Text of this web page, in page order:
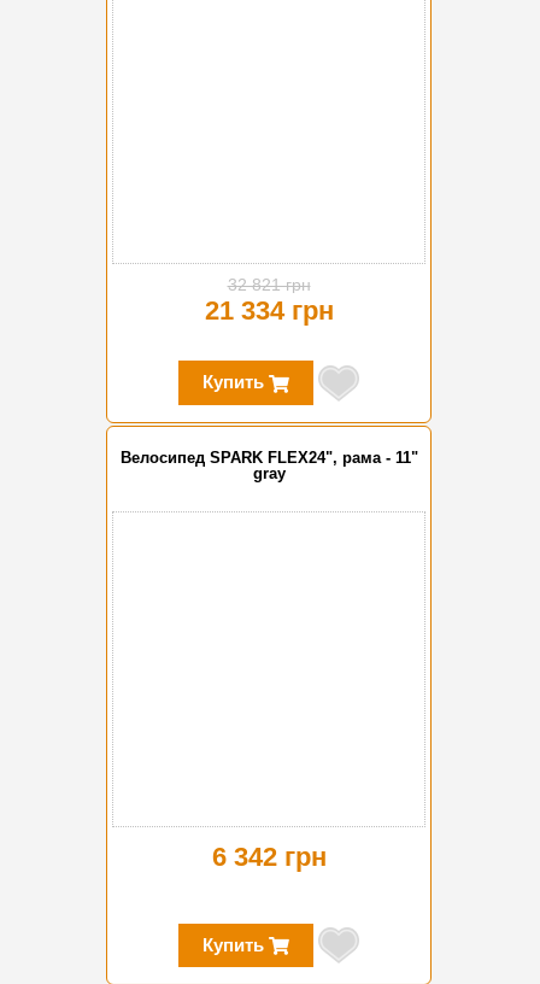
32 821 грн
21 334 грн
Купить
Велосипед SPARK FLEX24", рама - 11"
gray
6 342 грн
Купить